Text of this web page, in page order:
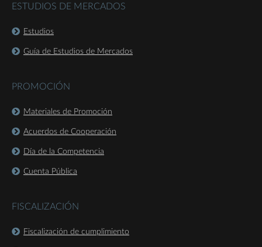
ESTUDIOS DE MERCADOS
Estudios
Guía de Estudios de Mercados
PROMOCIÓN
Materiales de Promoción
Acuerdos de Cooperación
Día de la Competencia
Cuenta Pública
FISCALIZACIÓN
Fiscalización de cumplimiento